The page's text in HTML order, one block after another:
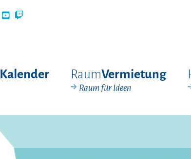
Kalender RaumVermietung
Raum für Ideen